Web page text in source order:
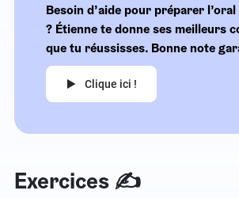
Besoin d’aide pour préparer
? Étienne te donne ses meilleurs
que tu réussisses. Bonne note
Clique ici !
Exercices ✍️